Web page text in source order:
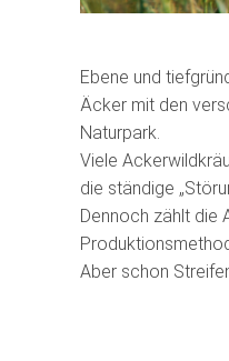
Ebene und
Äcker mit den
Naturpark.
Viele
die ständige
Dennoch zählt die
Aber schon